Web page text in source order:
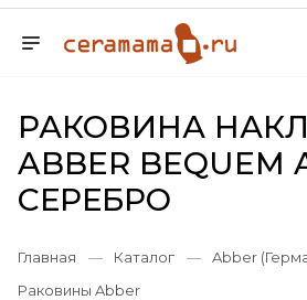
РАКОВИНА
ABBER BEQUEM
СЕРЕБРО
Главная — Каталог — Abber
Раковины Abber